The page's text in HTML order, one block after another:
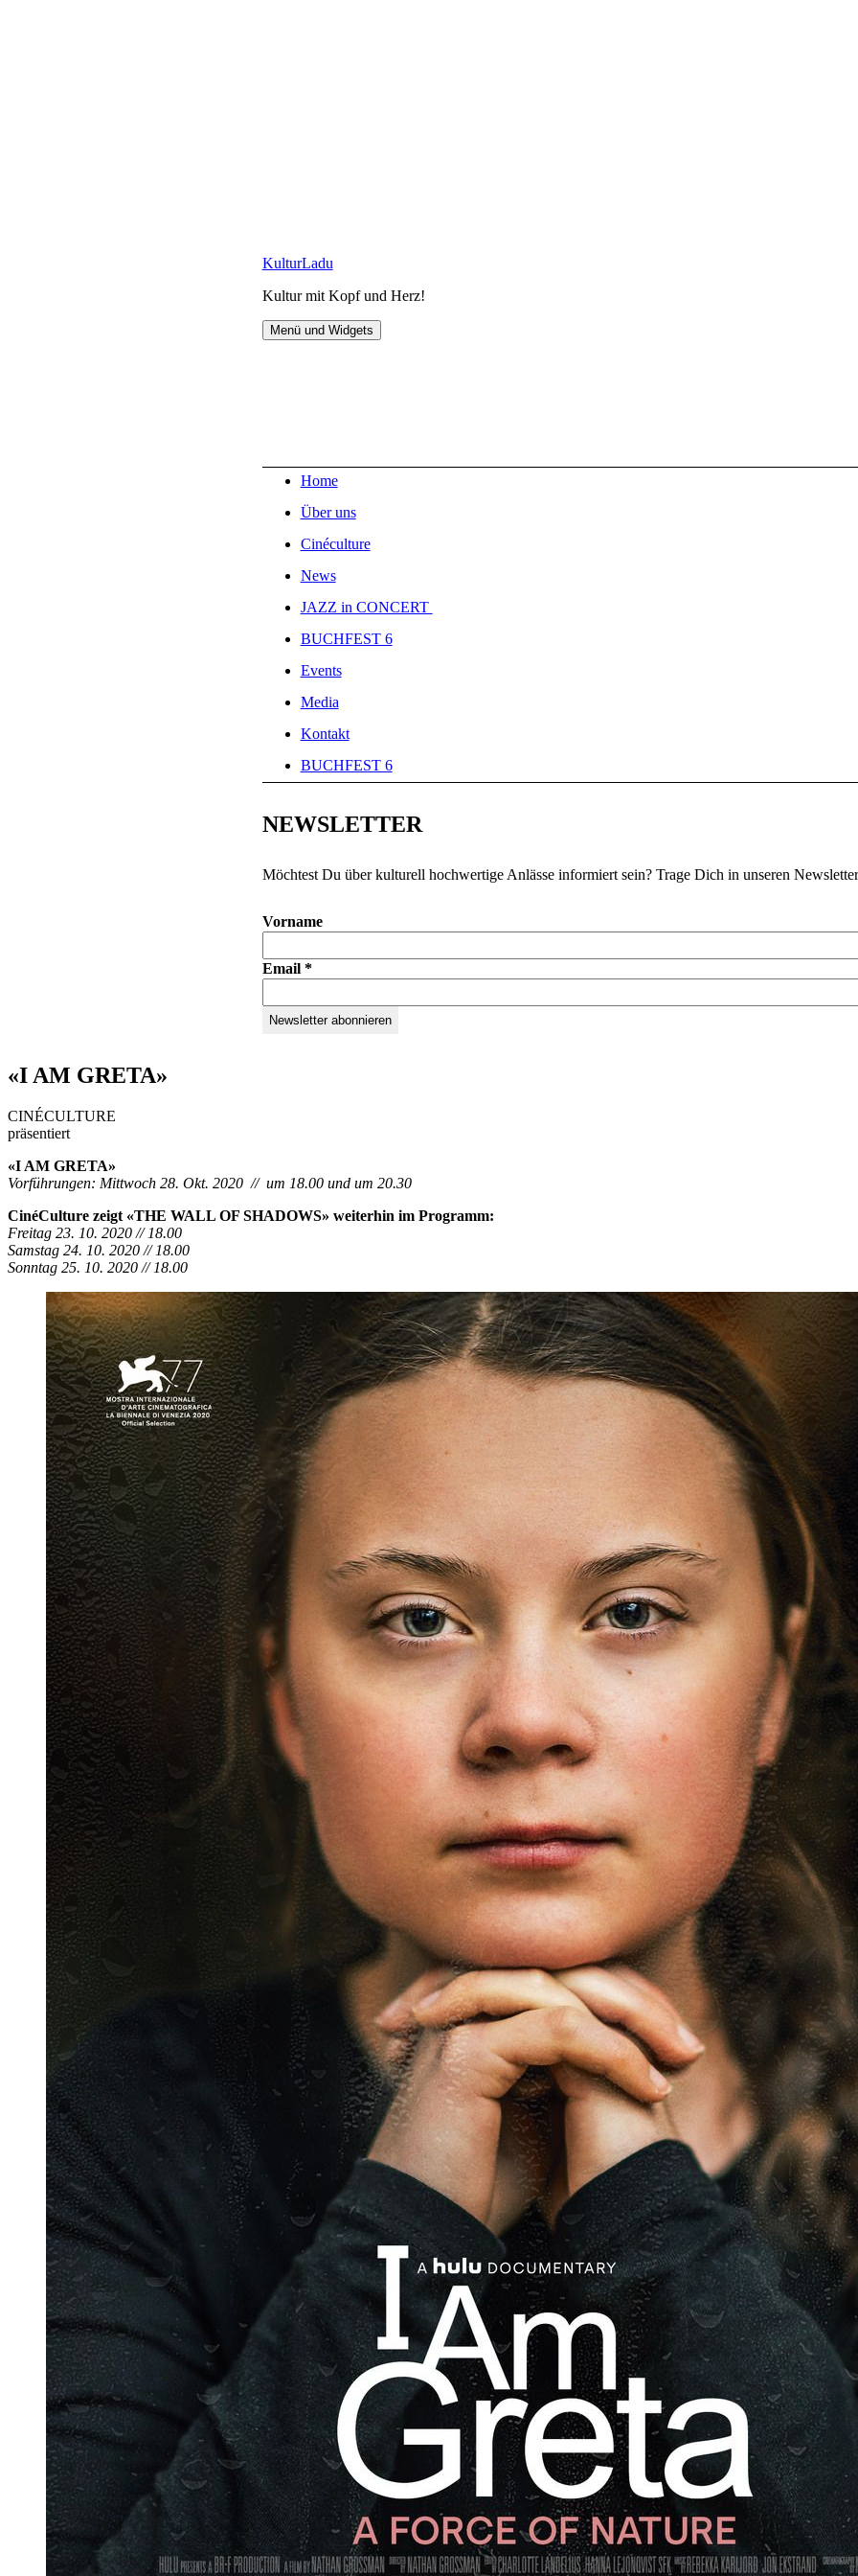
KulturLadu
Kultur mit Kopf und Herz!
Menü und Widgets
Home
Über uns
Cinéculture
News
JAZZ in CONCERT
BUCHFEST 6
Events
Media
Kontakt
BUCHFEST 6
NEWSLETTER
Möchtest Du über kulturell hochwertige Anlässe informiert sein? Trage Dich in unseren
Vorname
Email *
«I AM GRETA»
CINÉCULTURE
präsentiert
«I AM GRETA»
Vorführungen: Mittwoch 28. Okt. 2020 // um 18.00 und um 20.30
CinéCulture zeigt «THE WALL OF SHADOWS» weiterhin im Programm:
Freitag 23. 10. 2020 // 18.00
Samstag 24. 10. 2020 // 18.00
Sonntag 25. 10. 2020 // 18.00